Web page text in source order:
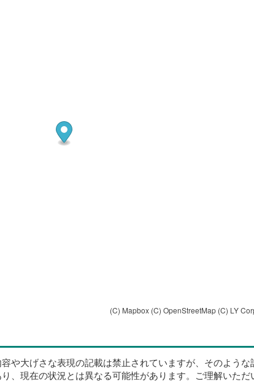
(C) Mapbox (C) OpenStreetMap (C) LY
や大げさな表現の記載は禁止されていますが、そのよう
、現在の状況とは異なる可能性があります。ご理解いた